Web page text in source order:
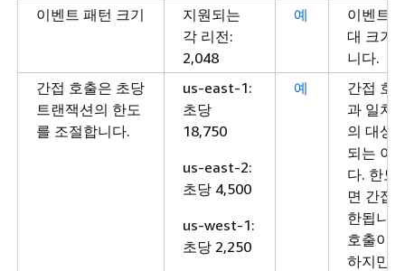
이벤트 패턴 크기
지원되는
각 리전:
2,048
예
이벤트
대 크기(
니다.
간접 호출은 초당
트랜잭션의 한도
를 조절합니다.
us-east-1:
초당
18,750
us-east-2:
초당 4,500
us-west-1:
초당 2,250
예
간접 호
과 일치
의 대상
되는 이
다. 한도
면 간접
한됩니
호출이
하지만